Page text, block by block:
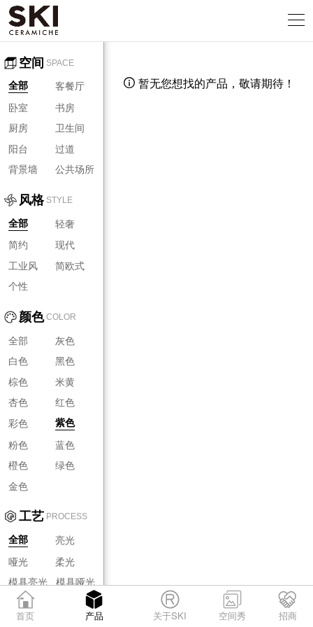
空间 SPACE
全部
客餐厅
卧室
书房
厨房
卫生间
阳台
过道
背景墙
公共场所
风格 STYLE
全部
轻奢
简约
现代
工业风
简欧式
个性
颜色 COLOR
全部
灰色
白色
黑色
棕色
米黄
杏色
红色
彩色
紫色
粉色
蓝色
橙色
绿色
金色
工艺 PROCESS
全部
亮光
哑光
柔光
模具亮光 模具哑光
模具柔光
 暂无您想找的产品，敬请期待！
首页 产品 关于SKI 空间秀 招商